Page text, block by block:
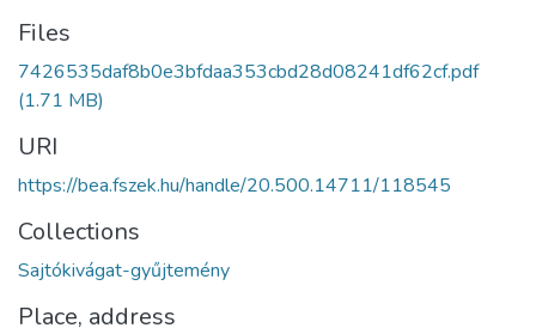
Files
7426535daf8b0e3bfdaa353cbd28d08241df62cf.pdf
(1.71 MB)
URI
https://bea.fszek.hu/handle/20.500.14711/118545
Collections
Sajtókivágat-gyűjtemény
Place, address